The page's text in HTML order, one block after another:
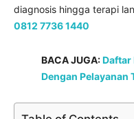
diagnosis hingga terapi
0812 7736 1440
BACA JUGA:Daftar
Dengan Pelayanan